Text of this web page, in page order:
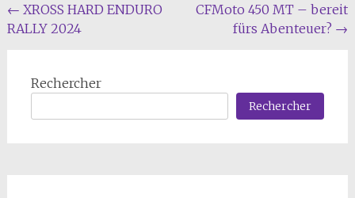
Navigation
de
← XROSS HARD ENDURO
RALLY 2024
CFMoto 450 MT – bereit
fürs Abenteuer? →
Rechercher
Rechercher